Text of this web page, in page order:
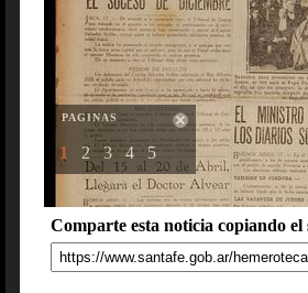
PAGINAS
1 2 3 4 5
Comparte esta noticia copiando el